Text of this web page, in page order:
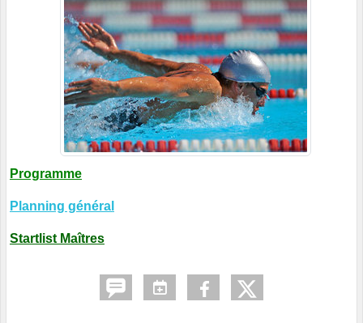
Programme
Planning général
Startlist Maîtres